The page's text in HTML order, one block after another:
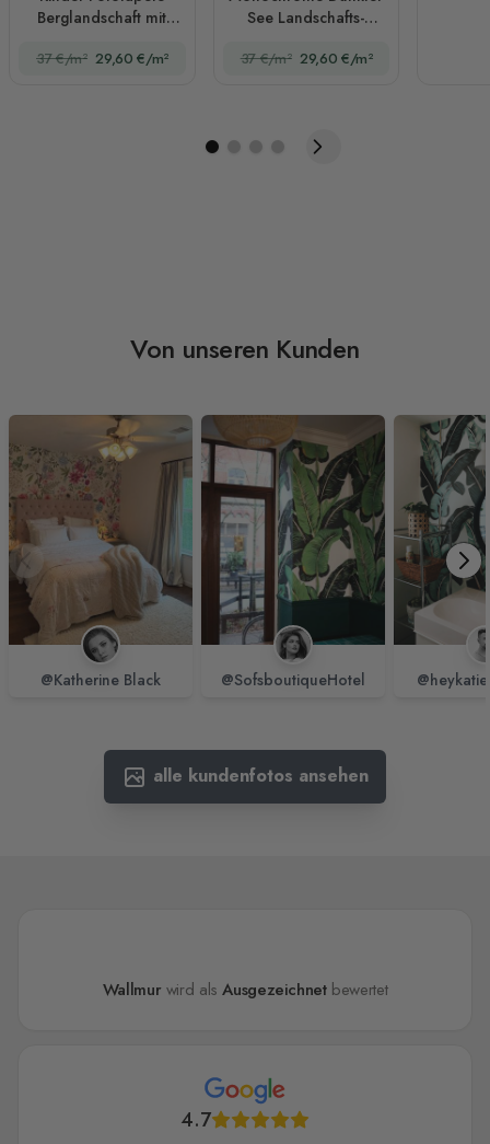
Berglandschaft mit
37 €/m² 29,60 €/m²
See Landschafts-
37 €/m² 29,60 €/m²
Von unseren Kunden
@Katherine Black @SofsboutiqueHotel
alle kundenfotos ansehen
Wallmur wird alsAusgezeichnetbewertet
4.7